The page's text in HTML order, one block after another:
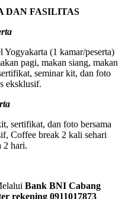
DAN FASILITAS
(1 kamar/peserta)
pagi, makan siang, makan
seminar kit, dan foto
eksklusif.
sertifikat, dan foto bersama
Coffee break 2 kali sehari
2 hari.
Bank BNI Cabang
rekening 0911017873